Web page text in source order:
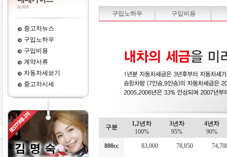
중고차뉴스
구입노하우
구입비용
계약서류
자동차세보기
중고차시세
구입노하우 구입비용
구분
1,2년차
100%
3년차
95%
4년차
90%
800cc
83,000 78,850